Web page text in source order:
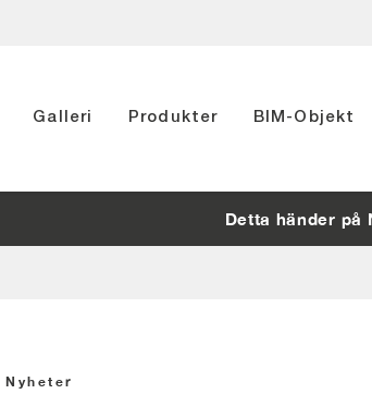
Galleri Produkter BIM-Objekt
Detta händer på
Nyheter